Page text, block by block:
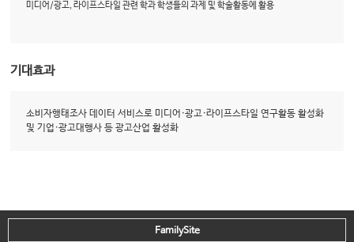
미디어/광고, 라이프스타일 관련 학과 학생들의 과제 및 학술활동에 활용
기대효과
소비자행태조사 데이터 서비스로 미디어·광고·라이프스타일 연구활동 활성화
및 기업·광고대행사 등 광고산업 활성화
FamilySite